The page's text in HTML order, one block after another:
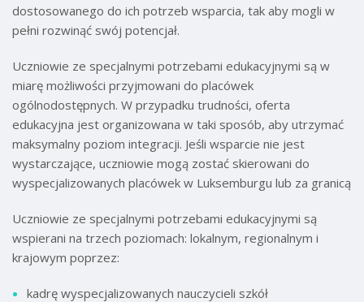
dostosowanego do ich potrzeb wsparcia, tak aby mogli w
pełni rozwinąć swój potencjał.
Uczniowie ze specjalnymi potrzebami edukacyjnymi są w
miarę możliwości przyjmowani do placówek
ogólnodostępnych. W przypadku trudności, oferta
edukacyjna jest organizowana w taki sposób, aby utrzymać
maksymalny poziom integracji. Jeśli wsparcie nie jest
wystarczające, uczniowie mogą zostać skierowani do
wyspecjalizowanych placówek w Luksemburgu lub za granicą
Uczniowie ze specjalnymi potrzebami edukacyjnymi są
wspierani na trzech poziomach: lokalnym, regionalnym i
krajowym poprzez:
kadrę wyspecjalizowanych nauczycieli szkół